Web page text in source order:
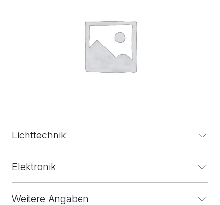
Lichttechnik
Elektronik
Weitere Angaben